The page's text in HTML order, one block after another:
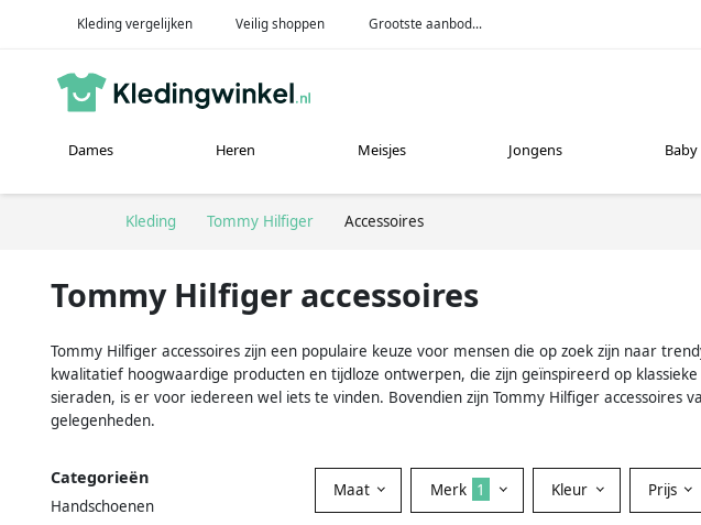
Kleding vergelijken Veilig shoppen Grootste aanbod...
Dames Heren Meisjes Jongens Baby
Kleding Tommy Hilfiger Accessoires
Tommy Hilfiger accessoires
Tommy Hilfiger accessoires zijn een populaire keuze voor mensen die op zoek zijn naar
kwalitatief hoogwaardige producten en tijdloze ontwerpen, die zijn geïnspireerd op
sieraden, is er voor iedereen wel iets te vinden. Bovendien zijn Tommy Hilfiger
gelegenheden.
Categorieën
Handschoenen
Maat Merk 1 Kleur Prijs